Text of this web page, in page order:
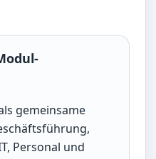
gemeinsame
Personal und